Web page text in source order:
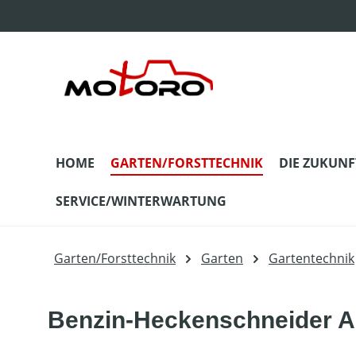
HOME GARTEN/FORSTTECHNIK DIE
SERVICE/WINTERWARTUNG
Garten/Forsttechnik Garten Gartentechnik
Benzin-Heckenschneider